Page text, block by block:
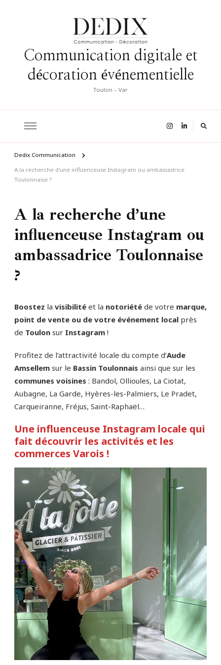
Communication digitale et
décoration événementielle
Toulon – Var
Dedix Communication
A la recherche d’une influenceuse Instagram ou ambassadrice
Toulonnaise ?
A la recherche d’une
influenceuse Instagram ou
ambassadrice Toulonnaise
?
Boostez la visibilité et la notoriété de votre marque,
point de vente ou de votre événement local près
de Toulon sur Instagram !
Profitez de l’attractivité locale du compte d’Aude
Amsellem sur le Bassin Toulonnais ainsi que sur les
communes voisines : Bandol, Ollioules, La Ciotat,
Aubagne, La Garde, Hyères-les-Palmiers, Le Pradet,
Carqueiranne, Fréjus, Saint-Raphaël…
Une influenceuse Instagram locale qui
fait découvrir les activités et les
commerces Varois !